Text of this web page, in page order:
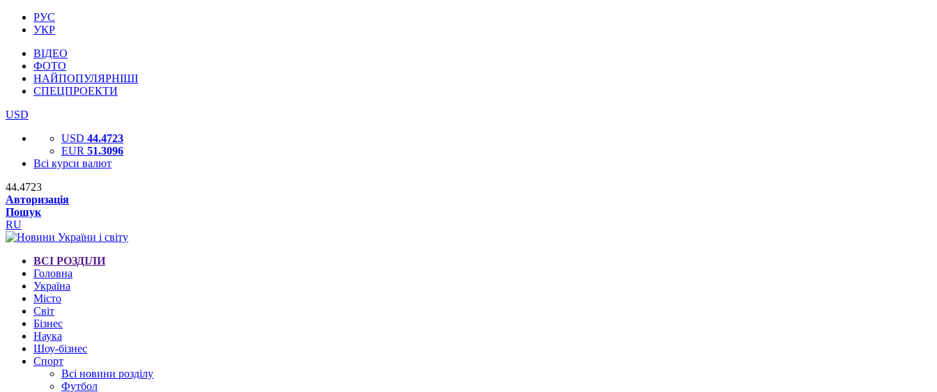
РУС
УКР
ВІДЕО
ФОТО
НАЙПОПУЛЯРНІШІ
СПЕЦПРОЕКТИ
USD
USD 44.4723
EUR 51.3096
Всі курси валют
44.4723
Авторизація
Пошук
RU
ВСІ РОЗДІЛИ
Головна
Україна
Місто
Світ
Бізнес
Наука
Шоу-бізнес
Спорт
Всі новини розділу
Футбол